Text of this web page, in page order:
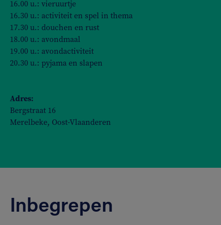
16.00 u.: vieruurtje
16.30 u.: activiteit en spel in thema
17.30 u.: douchen en rust
18.00 u.: avondmaal
19.00 u.: avondactiviteit
20.30 u.: pyjama en slapen
Adres:
Bergstraat 16
Merelbeke, Oost-Vlaanderen
Inbegrepen